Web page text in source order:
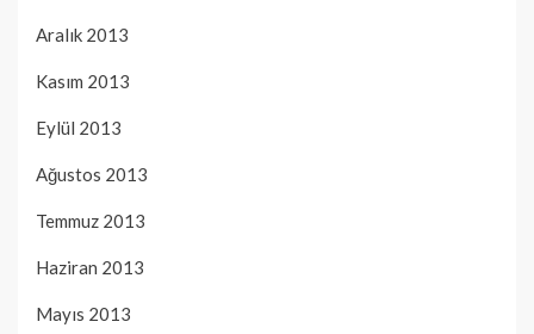
Aralık 2013
Kasım 2013
Eylül 2013
Ağustos 2013
Temmuz 2013
Haziran 2013
Mayıs 2013